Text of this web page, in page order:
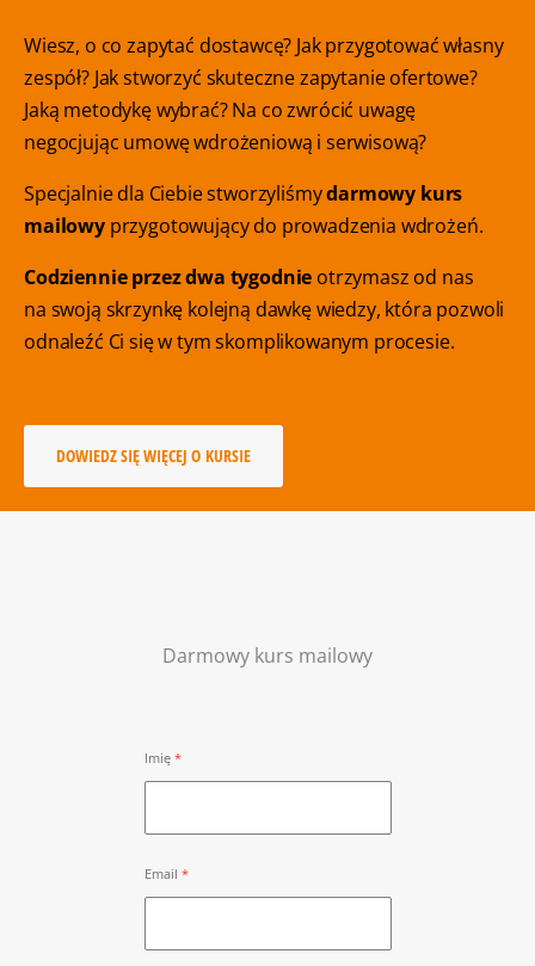
Wiesz, o co zapytać dostawcę? Jak przygotować własny
zespół? Jak stworzyć skuteczne zapytanie ofertowe?
Jaką metodykę wybrać? Na co zwrócić uwagę
negocjując umowę wdrożeniową i serwisową?
Specjalnie dla Ciebie stworzyliśmydarmowy kurs
mailowyprzygotowujący do prowadzenia wdrożeń.
Codziennie przez dwa tygodnie otrzymasz od nas
na swoją skrzynkę kolejną dawkę wiedzy, która pozwoli
odnaleźć Ci się w tym skomplikowanym procesie.
DOWIEDZ SIĘ WIĘCEJ O KURSIE
Darmowy kurs mailowy
Imię
Email